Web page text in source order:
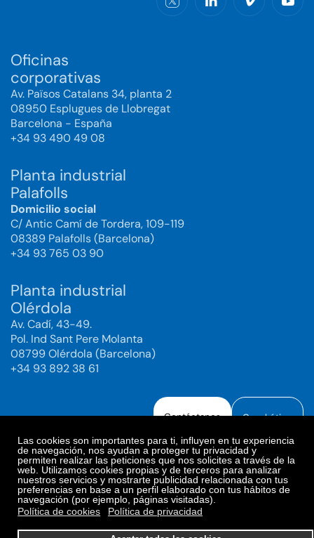
Las cookies son importantes para ti, influyen en tu experiencia
de navegación, nos ayudan a proteger tu privacidad y
permiten realizar las peticiones que nos solicites a través de la
web. Utilizamos cookies propias y de terceros para analizar
nuestros servicios y mostrarte publicidad relacionada con tus
preferencias en base a un perfil elaborado con tus hábitos de
navegación (por ejemplo, páginas visitadas).
Política de cookies
Política de privacidad
Oficinas
corporativas
Av. Països Catalans 34, planta 2
08950 Esplugues de Llobregat
Barcelona - España
+34 93 490 49 08
Planta industrial
Palafolls
Domicilio social
C/ Antic Camí de Tordera, 109-119
08389 Palafolls (Barcelona)
+34 93 765 03 90
Planta industrial
Olérdola
Av. Cadí, 43-49.
Pol. Ind Sant Pere Molanta
08799 Olérdola (Barcelona)
+34 93 892 38 61
Contáctanos Canal ético
Aviso legal
Política de Privacidad
Política de Redes Sociales
Política de cookies
Preferencias de cookies